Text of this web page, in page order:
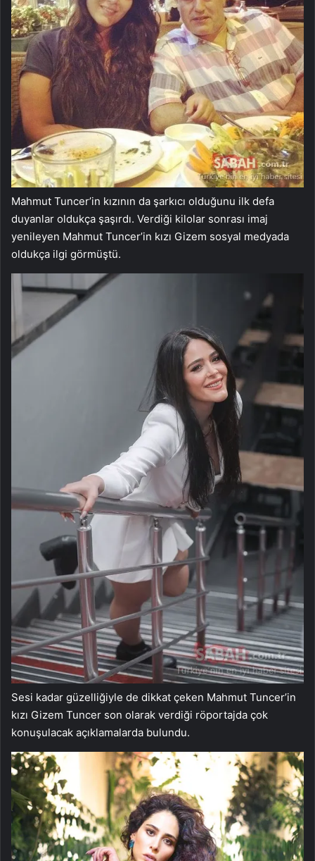
Mahmut Tuncer’in kızının da şarkıcı olduğunu ilk defa
duyanlar oldukça şaşırdı. Verdiği kilolar sonrası imaj
yenileyen Mahmut Tuncer’in kızı Gizem sosyal medyada
oldukça ilgi görmüştü.
Sesi kadar güzelliğiyle de dikkat çeken Mahmut Tuncer’in
kızı Gizem Tuncer son olarak verdiği röportajda çok
konuşulacak açıklamalarda bulundu.